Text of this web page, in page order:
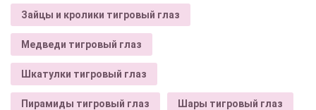
Зайцы и кролики тигровый глаз
Медведи тигровый глаз
Шкатулки тигровый глаз
Пирамиды тигровый глаз Шары тигровый глаз